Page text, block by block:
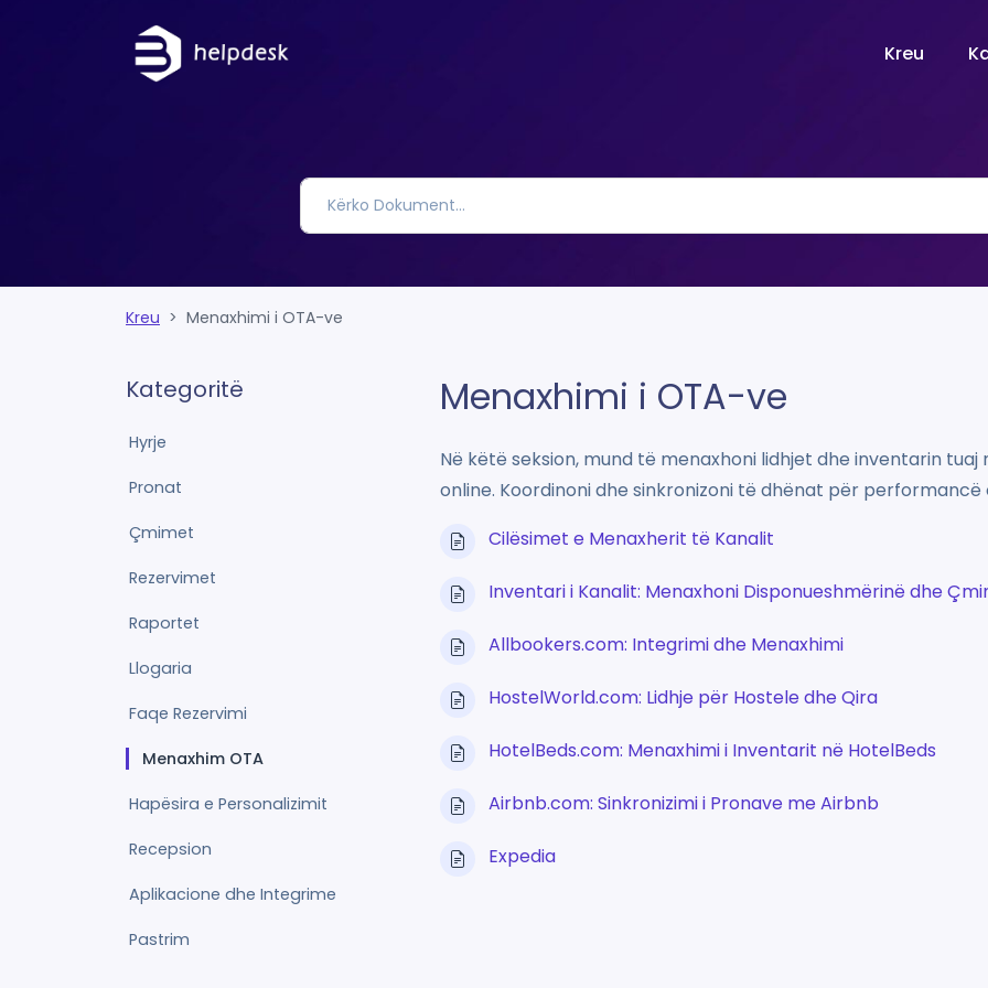
Kreu
Kreu Menaxhimi i OTA-ve
Menaxhimi i OTA-ve
Në këtë seksion, mund të menaxhoni lidhjet dhe inventarin
online. Koordinoni dhe sinkronizoni të dhënat për
Cilësimet e Menaxherit të Kanalit
Inventari i Kanalit: Menaxhoni Disponueshmërinë dhe
Allbookers.com: Integrimi dhe Menaxhimi
HostelWorld.com: Lidhje për Hostele dhe Qira
HotelBeds.com: Menaxhimi i Inventarit në HotelBeds
Airbnb.com: Sinkronizimi i Pronave me Airbnb
Expedia
Kategoritë
Hyrje
Pronat
Çmimet
Rezervimet
Raportet
Llogaria
Faqe Rezervimi
Menaxhim OTA
Hapësira e Personalizimit
Recepsion
Aplikacione dhe Integrime
Pastrim